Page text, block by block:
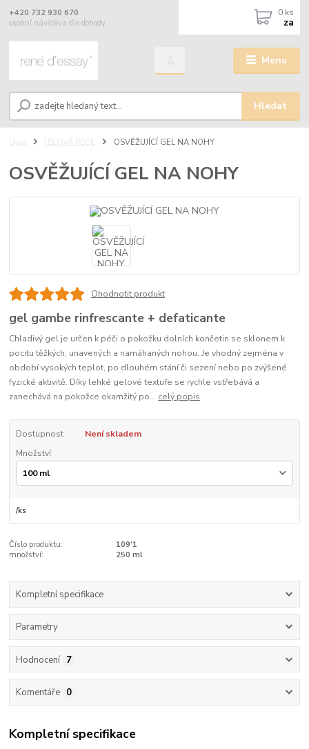
Menu
Hledat
+420 732 930 670
osobní návštěva dle dohody
0 ks
za
Úvod TĚLOVÁ PÉČE OSVĚŽUJÍCÍ GEL NA NOHY
OSVĚŽUJÍCÍ GEL NA NOHY
Ohodnotit produkt
gel gambe rinfrescante + defaticante
Chladivý gel je určen k péči o pokožku dolních končetin se sklonem k
pocitu těžkých, unavených a namáhaných nohou. Je vhodný zejména v
období vysokých teplot, po dlouhém stání či sezení nebo po zvýšené
fyzické aktivitě. Díky lehké gelové textuře se rychle vstřebává a
zanechává na pokožce okamžitý po... celý popis
Dostupnost
Není skladem
Množství
/ks
Číslo produktu:
109'1
množství:
250 ml
Kompletní specifikace
Parametry
Hodnocení 7
Komentáře 0
Kompletní specifikace